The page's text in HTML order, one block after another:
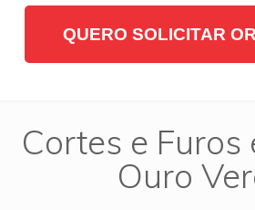
QUERO SOLICITAR
Cortes e Furos
Ouro